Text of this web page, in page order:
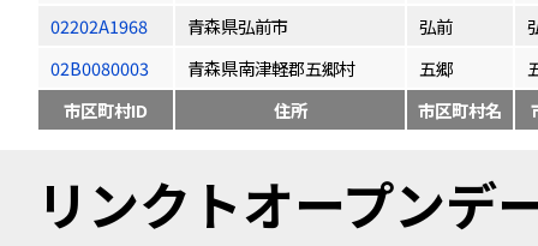
02202A1968
青森県弘前市 弘前
02B0080003
青森県南津軽郡五郷村 五郷
市区町村ID
住所 市区町村名
リンクトオープン